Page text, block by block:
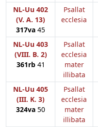
NL-Uu 402
(V. A. 13)
317va 45
Psallat
ecclesia
NL-Uu 403
(VIII. B. 2)
361rb41
Psallat
ecclesia
mater
illibata
NL-Uu 405
(III. K. 3)
324va 50
Psallat
ecclesia
mater
illibata